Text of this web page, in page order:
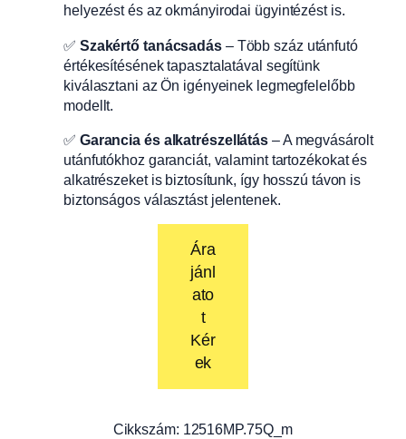
helyezést és az okmányirodai ügyintézést is.
✅ Szakértő tanácsadás– Több száz utánfutó
értékesítésének tapasztalatával segítünk
kiválasztani az Ön igényeinek legmegfelelőbb
modellt.
✅ Garancia és alkatrészellátás – A megvásárolt
utánfutókhoz garanciát, valamint tartozékokat és
alkatrészeket is biztosítunk, így hosszú távon is
biztonságos választást jelentenek.
Ára
jánl
ato
t
Kér
ek
Cikkszám: 12516MP.75Q_m